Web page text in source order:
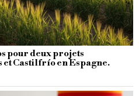
pour deux projets
Castilfrío en Espagne.